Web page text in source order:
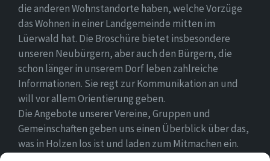
die anderen Wohnstandorte haben, welche Vorzüge
das Wohnen in einer Landgemeinde mitten im
Lüerwald hat. Die Broschüre bietet insbesondere
unseren Neubürgern, aber auch den Bürgern, die
schon länger in unserem Dorf leben zahlreiche
Informationen. Sie regt zur Kommunikation an und
will vor allem Orientierung geben.
Die Angebote unserer Vereine, Gruppen und
Gemeinschaften geben uns einen Überblick über das,
was in Holzen los ist und laden zum Mitmachen ein.